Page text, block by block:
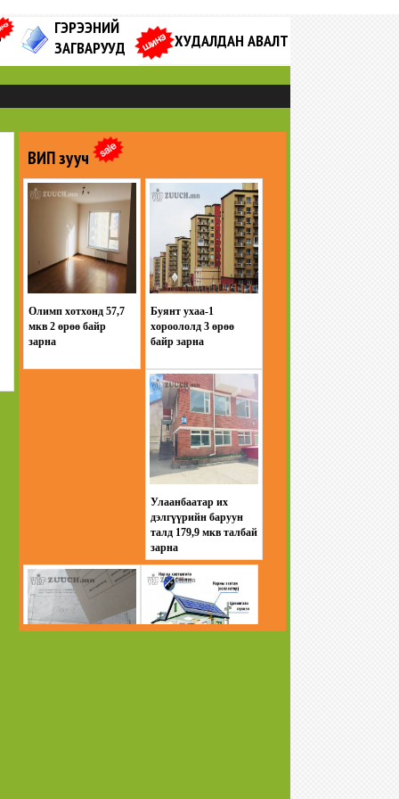
ГЭРЭЭНИЙ
ЗАГВАРУУД
ХУДАЛДАН АВАЛТ
ВИП зууч
Олимп хотхонд 57,7
мкв 2 өрөө байр
зарна
Буянт ухаа-1
хороололд 3 өрөө
байр зарна
Улаанбаатар их
дэлгүүрийн баруун
талд 179,9 мкв талбай
зарна